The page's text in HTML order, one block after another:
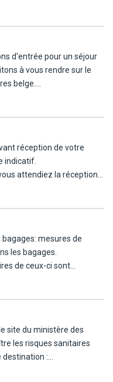
le Don Pedro et le Don
toutes les 20 min
entre Malaga et
d'entrée pour un séjour
à vous rendre sur le
belge.
voyager_a_letranger/
réception de votre
indicatif.
attendiez la réception
définitifs avant
d'un changement
les vols sont
en heures locales et le
: pour vous garantir
et boissons peuvent ne
retour ; nous vous offrons
mesures de
les bagages
de ceux-ci sont
le départ. Les vols
L'organisateur n'ayant
de retour matinal le
avoir lieu tard en
celle du lendemain.
mail ou par fax, sur
site du ministère des
les risques sanitaires
destination :
voyager_a_letranger/